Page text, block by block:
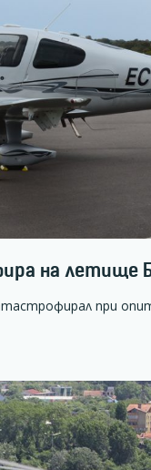
на летище
при